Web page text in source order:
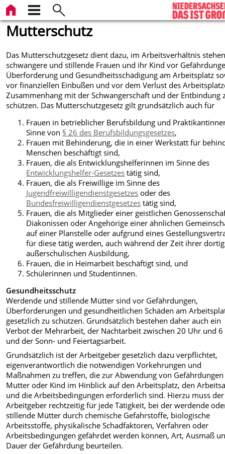
Mutterschutz
Das Mutterschutzgesetz dient dazu, im Arbeitsverhältnis
schwangere und stillende Frauen und ihr Kind vor
Überforderung und Gesundheitsschädigung am Arbeitsplatz
vor finanziellen Einbußen und vor dem Verlust des
Zusammenhang mit der Schwangerschaft und der Entbindung
schützen. Das Mutterschutzgesetz gilt grundsätzlich auch für
Frauen in betrieblicher Berufsbildung und
Sinne von § 26 des Berufsbildungsgesetzes,
Frauen mit Behinderung, die in einer Werkstatt für
Menschen beschäftigt sind,
Frauen, die als Entwicklungshelferinnen im Sinne des
Entwicklungshelfer-Gesetzes tätig sind,
Frauen, die als Freiwillige im Sinne des
Jugendfreiwilligendienstgesetzes oder des
Bundesfreiwilligendienstgesetzes tätig sind,
Frauen, die als Mitglieder einer geistlichen
Diakonissen oder Angehörige einer ähnlichen
auf einer Planstelle oder aufgrund eines
für diese tätig werden, auch während der Zeit ihrer
außerschulischen Ausbildung,
Frauen, die in Heimarbeit beschäftigt sind, und
Schülerinnen und Studentinnen.
Gesundheitsschutz
Werdende und stillende Mütter sind vor Gefährdungen,
Überforderungen und gesundheitlichen Schäden am
gesetzlich zu schützen. Grundsätzlich bestehen daher auch ein
Verbot der Mehrarbeit, der Nachtarbeit zwischen 20 Uhr und
und der Sonn- und Feiertagsarbeit.
Grundsätzlich ist der Arbeitgeber gesetzlich dazu verpflichtet,
eigenverantwortlich die notwendigen Vorkehrungen und
Maßnahmen zu treffen, die zur Abwendung von
Mutter oder Kind im Hinblick auf den Arbeitsplatz, den
und die Arbeitsbedingungen erforderlich sind. Hierzu muss der
Arbeitgeber rechtzeitig für jede Tätigkeit, bei der werdende
stillende Mütter durch chemische Gefahrstoffe, biologische
Arbeitsstoffe, physikalische Schadfaktoren, Verfahren oder
Arbeitsbedingungen gefährdet werden können, Art, Ausmaß
Dauer der Gefährdung beurteilen.